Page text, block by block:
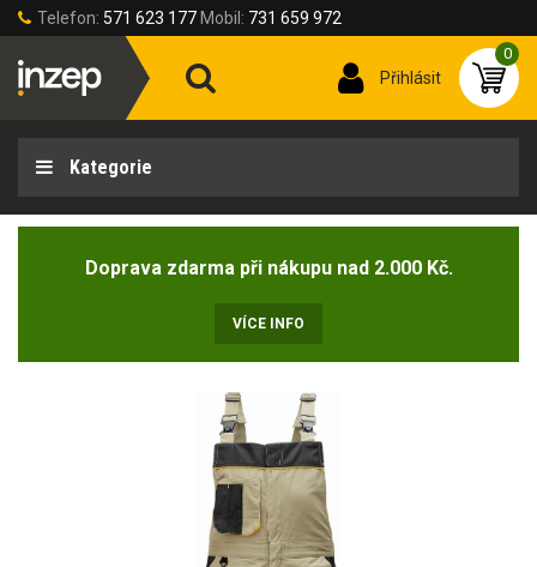
Telefon: 571 623 177 Mobil: 731 659 972
Přihlásit
0
Kategorie
Doprava zdarma při nákupu nad 2.000 Kč.
VÍCE INFO